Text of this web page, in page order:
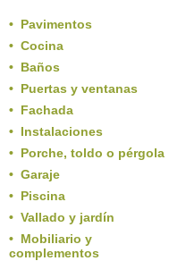
• Pavimentos
• Cocina
• Baños
• Puertas y ventanas
• Fachada
• Instalaciones
• Porche, toldo o pérgola
• Garaje
• Piscina
• Vallado y jardín
• Mobiliario y
complementos